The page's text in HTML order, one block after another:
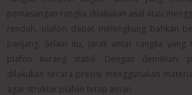
pemasangan rangka dilakukan asal atau
rendah, plafon dapat melengkung bahkan
panjang. Selain itu, jarak antar rangka yang
plafon kurang stabil. Dengan demikian,
dilakukan secara presisi menggunakan
agar struktur plafon tetap aman.